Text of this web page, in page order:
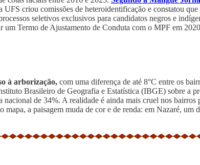
criou comissões de heteroidentificação e constatou
seletivos exclusivos para candidatos negros e
um Termo de Ajustamento de Conduta com o MPF em
à arborização, com uma diferença de até 8°C entre os
Brasileiro de Geografia e Estatística (IBGE) sobre a
de 34%. A realidade é ainda mais cruel nos
a paisagem muda de cor e de renda: em Nazaré, um